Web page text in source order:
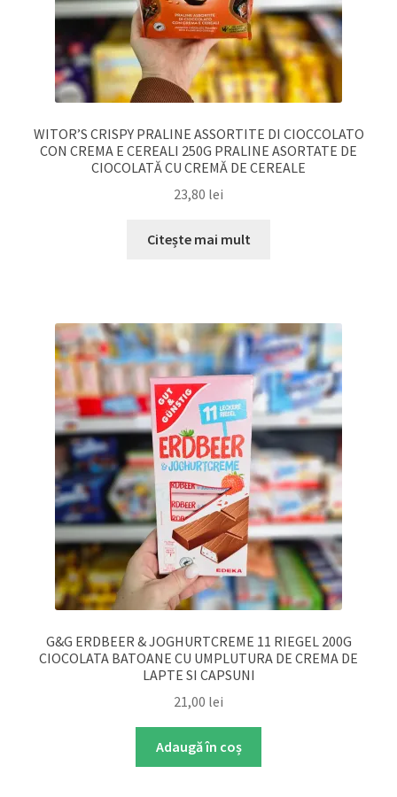
WITOR’S CRISPY PRALINE ASSORTITE DI CIOCCOLATO
CON CREMA E CEREALI 250G PRALINE ASORTATE DE
CIOCOLATĂ CU CREMĂ DE CEREALE
23,80 lei
Citește mai mult
G&G ERDBEER & JOGHURTCREME 11 RIEGEL 200G
CIOCOLATA BATOANE CU UMPLUTURA DE CREMA DE
LAPTE SI CAPSUNI
21,00 lei
Adaugă în coș